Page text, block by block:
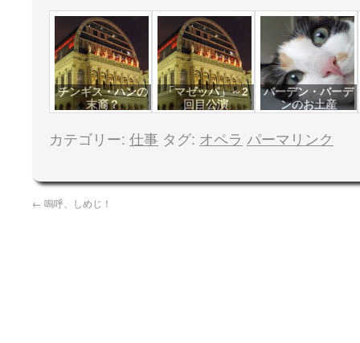
チンギス・ハンの
末裔？
「マゼッパ」～2
回目公演
バーデン・バーデ
ンのお土産
カテゴリー: 仕事 タグ: オペラ パーマリンク
← 嗚呼、しめじ！